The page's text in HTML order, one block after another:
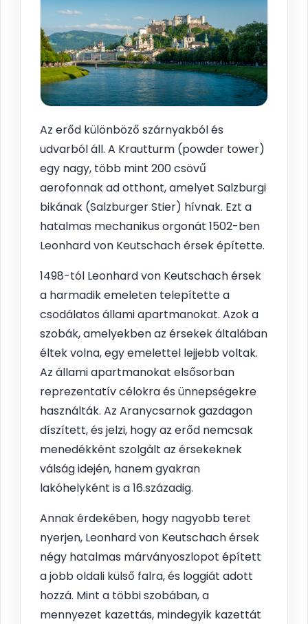
Az erőd különböző szárnyakból és
udvarból áll. A Krautturm (powder tower)
egy nagy, több mint 200 csövű
aerofonnak ad otthont, amelyet Salzburgi
bikának (Salzburger Stier) hívnak. Ezt a
hatalmas mechanikus orgonát 1502-ben
Leonhard von Keutschach érsek építette.
1498-tól Leonhard von Keutschach érsek
a harmadik emeleten telepítette a
csodálatos állami apartmanokat. Azok a
szobák, amelyekben az érsekek általában
éltek volna, egy emelettel lejjebb voltak.
Az állami apartmanokat elsősorban
reprezentatív célokra és ünnepségekre
használták. Az Aranycsarnok gazdagon
díszített, és jelzi, hogy az erőd nemcsak
menedékként szolgált az érsekeknek
válság idején, hanem gyakran
lakóhelyként is a 16.századig.
Annak érdekében, hogy nagyobb teret
nyerjen, Leonhard von Keutschach érsek
négy hatalmas márványoszlopot épített
a jobb oldali külső falra, és loggiát adott
hozzá. Mint a többi szobában, a
mennyezet kazettás, mindegyik kazettát